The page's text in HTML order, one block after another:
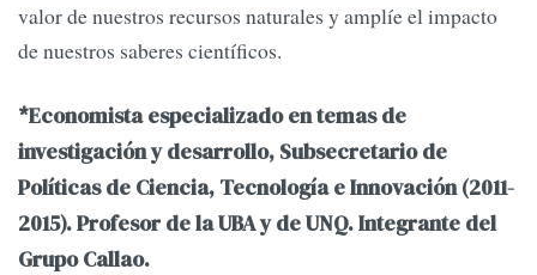
valor de nuestros recursos naturales y amplíe el impacto
de nuestros saberes científicos.
*Economista especializado en temas de
investigación y desarrollo, Subsecretario de
Políticas de Ciencia, Tecnología e Innovación (2011-
2015). Profesor de la UBA y de UNQ. Integrante del
Grupo Callao.